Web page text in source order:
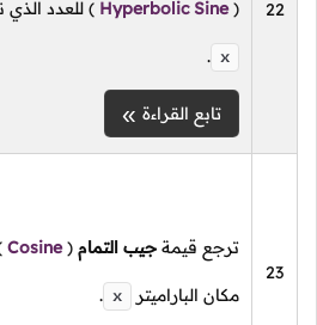
22
(
Hyperbolic Sine
) للعدد الذي
x
.
تابع القراءة
23
ترجع قيمة جيب التمام (
Cosine
مكان الباراميتر x
.